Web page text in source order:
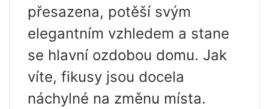
přesazena, potěší svým
elegantním vzhledem a stane
se hlavní ozdobou domu. Jak
víte, fikusy jsou docela
náchylné na změnu místa.